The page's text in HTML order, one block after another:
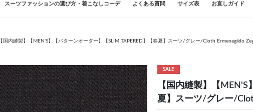
スーツファッションの選び方・着こなしコーデ よくある質問 サイズ表 お直しガイド
【国内縫製】【MEN'S】【パターンオーダー】【SLIM TAPERED】【春夏】スーツ/グレー/Cloth Ermenegildo
SALE
【国内縫製】【
夏】スーツ/グレー/